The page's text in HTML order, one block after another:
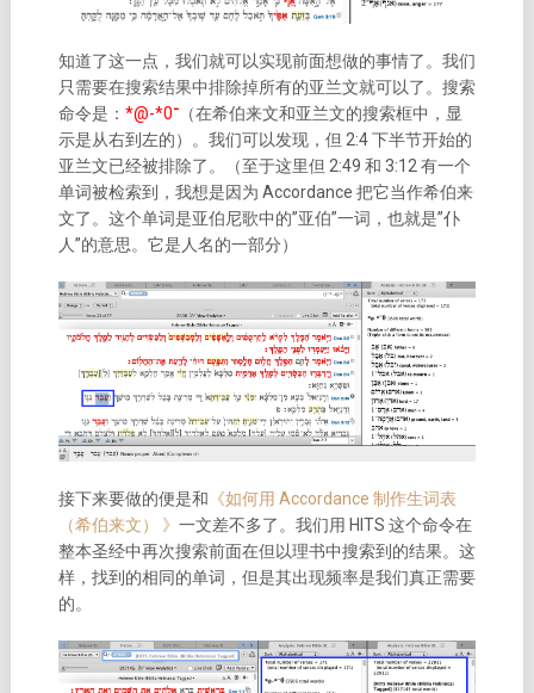
知道了这一点，我们就可以实现前面想做的事情了。我们
只需要在搜索结果中排除掉所有的亚兰文就可以了。搜索
命令是： *@-* ־0 （在希伯来文和亚兰文的搜索框中，显
示是从右到左的）。我们可以发现，但 2:4 下半节开始的
亚兰文已经被排除了。（至于这里但 2:49 和 3:12 有一个
单词被检索到，我想是因为 Accordance 把它当作希伯来
文了。这个单词是亚伯尼歌中的”亚伯”一词，也就是”仆
人”的意思。它是人名的一部分）
接下来要做的便是和 《如何用 Accordance 制作生词表
（希伯来文） 》 一文差不多了。我们用 HITS 这个命令在
整本圣经中再次搜索前面在但以理书中搜索到的结果。这
样，找到的相同的单词，但是其出现频率是我们真正需要
的。